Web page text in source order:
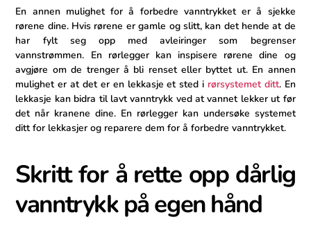
En annen mulighet for å forbedre vanntrykket er å sjekke
rørene ⁣dine. Hvis rørene⁣ er gamle ​og slitt, kan det‌ hende at de⁢
har fylt seg opp med avleiringer som begrenser
vannstrømmen. En rørlegger kan inspisere rørene⁤ dine og
avgjøre om de⁣ trenger å bli renset eller byttet ut. En annen
mulighet er at det er en lekkasje et sted i rørsystemet ditt. En
lekkasje​ kan bidra til lavt ‍vanntrykk ‍ved at vannet ​lekker ut før
det når ⁢kranene dine. En rørlegger kan undersøke systemet
ditt for lekkasjer og reparere dem for å forbedre vanntrykket.
Skritt for å⁤ rette‍ opp dårlig
vanntrykk på egen hånd